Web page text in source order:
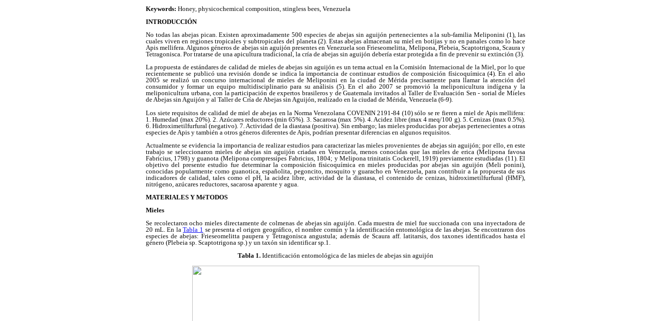
Keywords: Honey, physicochemical composition, stingless bees, Venezuela
INTRODUCCIÓN
No todas las abejas pican. Existen aproximadamente 500 especies de abejas sin aguijón pertenecientes a la sub-familia Meliponini (1), las
cuales viven en regiones tropicales y subtropicales del planeta (2). Estas abejas almacenan su miel en botijas y no en panales como lo hace
Apis mellifera. Algunos géneros de abejas sin aguijón presentes en Venezuela son Frieseomelitta, Melipona, Plebeia, Scaptotrigona, Scaura y
Tetragonisca. Por tratarse de una apicultura tradicional, la cría de abejas sin aguijón debería estar protegida a fin de prevenir su extinción (3).
La propuesta de estándares de calidad de mieles de abejas sin aguijón es un tema actual en la Comisión Internacional de la Miel, por lo que
recientemente se publicó una revisión donde se indica la importancia de continuar estudios de composición físicoquímica (4). En el año
2005 se realizó un concurso internacional de mieles de Meliponini en la ciudad de Mérida precisamente para llamar la atención del
consumidor y formar un equipo multidisciplinario para su análisis (5). En el año 2007 se promovió la meliponicultura indígena y la
meliponicultura urbana, con la participación de expertos brasileros y de Guatemala invitados al Taller de Evaluación Sen - sorial de Mieles
de Abejas sin Aguijón y al Taller de Cría de Abejas sin Aguijón, realizado en la ciudad de Mérida, Venezuela (6-9).
Los siete requisitos de calidad de miel de abejas en la Norma Venezolana COVENIN 2191-84 (10) sólo se re fieren a miel de Apis mellifera:
1. Humedad (max 20%). 2. Azúcares reductores (min 65%). 3. Sacarosa (max 5%). 4. Acidez libre (max 4 meq/100 g). 5. Cenizas (max 0.5%).
6. Hidroximetilfurfural (negativo). 7. Actividad de la diastasa (positiva). Sin embargo; las mieles producidas por abejas pertenecientes a otras
especies de Apis y también a otros géneros diferentes de Apis, podrían presentar diferencias en algunos requisitos.
Actualmente se evidencia la importancia de realizar estudios para caracterizar las mieles provenientes de abejas sin aguijón; por ello, en este
trabajo se seleccionaron mieles de abejas sin aguijón criadas en Venezuela, menos conocidas que las mieles de erica (Melipona favosa
Fabricius, 1798) y guanota (Melipona compressipes Fabricius, 1804; y Melipona trinitatis Cockerell, 1919) previamente estudiadas (11). El
objetivo del presente estudio fue determinar la composición físicoquímica en mieles producidas por abejas sin aguijón (Meli ponini),
conocidas popularmente como guanotica, españolita, pegoncito, mosquito y guaracho en Venezuela, para contribuir a la propuesta de sus
indicadores de calidad, tales como el pH, la acidez libre, actividad de la diastasa, el contenido de cenizas, hidroximetilfurfural (HMF),
nitrógeno, azúcares reductores, sacarosa aparente y agua.
MATERIALES Y MéTODOS
Mieles
Se recolectaron ocho mieles directamente de colmenas de abejas sin aguijón. Cada muestra de miel fue succionada con una inyectadora de
20 mL. En laTabla 1 se presenta el origen geográfico, el nombre común y la identificación entomológica de las abejas. Se encontraron dos
especies de abejas: Frieseomelitta paupera y Tetragonisca angustula; además de Scaura aff. latitarsis, dos taxones identificados hasta el
género (Plebeia sp. Scaptotrigona sp.) y un taxón sin identificar sp.1.
Tabla 1. Identificación entomológica de las mieles de abejas sin aguijón